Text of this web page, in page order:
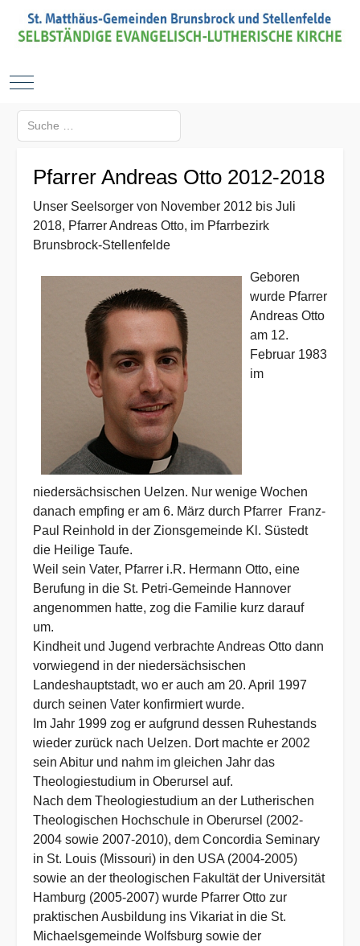
Mobile Menu Toggle
Pfarrer Andreas Otto 2012-2018
Unser Seelsorger von November 2012 bis Juli
2018, Pfarrer Andreas Otto, im Pfarrbezirk
Brunsbrock-Stellenfelde
Geboren
wurde Pfarrer
Andreas Otto
am 12.
Februar 1983
im
niedersächsischen Uelzen. Nur wenige Wochen
danach empfing er am 6. März durch Pfarrer Franz-
Paul Reinhold in der Zionsgemeinde Kl. Süstedt
die Heilige Taufe.
Weil sein Vater, Pfarrer i.R. Hermann Otto, eine
Berufung in die St. Petri-Gemeinde Hannover
angenommen hatte, zog die Familie kurz darauf
um.
Kindheit und Jugend verbrachte Andreas Otto dann
vorwiegend in der niedersächsischen
Landeshauptstadt, wo er auch am 20. April 1997
durch seinen Vater konfirmiert wurde.
Im Jahr 1999 zog er aufgrund dessen Ruhestands
wieder zurück nach Uelzen. Dort machte er 2002
sein Abitur und nahm im gleichen Jahr das
Theologiestudium in Oberursel auf.
Nach dem Theologiestudium an der Lutherischen
Theologischen Hochschule in Oberursel (2002-
2004 sowie 2007-2010), dem Concordia Seminary
in St. Louis (Missouri) in den USA (2004-2005)
sowie an der theologischen Fakultät der Universität
Hamburg (2005-2007) wurde Pfarrer Otto zur
praktischen Ausbildung ins Vikariat in die St.
Michaelsgemeinde Wolfsburg sowie der